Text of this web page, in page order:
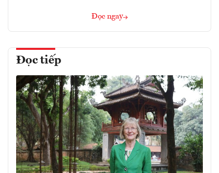
Đọc ngay
Đọc tiếp